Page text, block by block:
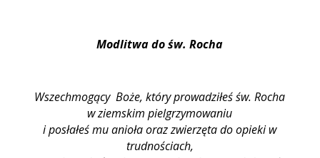
Modlitwa do św. Rocha
Wszechmogący Boże, który prowadziłeś św. Rocha
w ziemskim pielgrzymowaniu
i posłałeś mu anioła oraz zwierzęta do opieki w
trudnościach,